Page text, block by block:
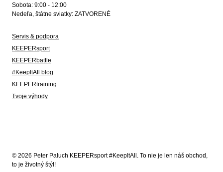
Sobota: 9:00 - 12:00
Nedeľa, štátne sviatky: ZATVORENÉ
Servis & podpora
KEEPERsport
KEEPERbattle
#KeepItAll blog
KEEPERtraining
Tvoje výhody
© 2026 Peter Paluch KEEPERsport #KeepItAll. To nie je len náš obchod,
to je životný štýl!